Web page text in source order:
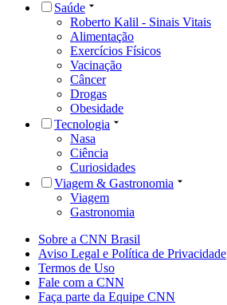
Saúde
Roberto Kalil - Sinais Vitais
Alimentação
Exercícios Físicos
Vacinação
Câncer
Drogas
Obesidade
Tecnologia
Nasa
Ciência
Curiosidades
Viagem & Gastronomia
Viagem
Gastronomia
Sobre a CNN Brasil
Aviso Legal e Política de Privacidade
Termos de Uso
Fale com a CNN
Faça parte da Equipe CNN